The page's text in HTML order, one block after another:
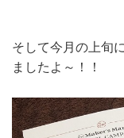
そして今月の上旬
ましたよ～！！